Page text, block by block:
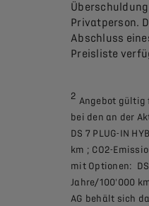
Privatperson.
Abschluss
Preisliste
2 Angebot gültig
bei den an der
DS 7 PLUG-IN
km ; CO2-
mit Optionen: DS
Jahre/100'000
AG behält sich